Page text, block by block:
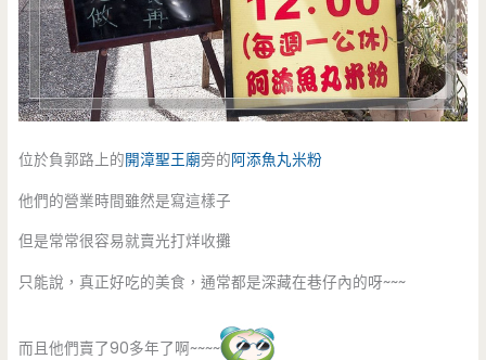
位於負郭路上的開漳聖王廟旁的阿添魚丸米粉
他們的營業時間雖然是寫這樣子
但是常常很容易就賣光打烊收攤
只能說，真正好吃的美食，通常都是深藏在巷仔內的呀~~~
而且他們賣了90多年了啊~~~~